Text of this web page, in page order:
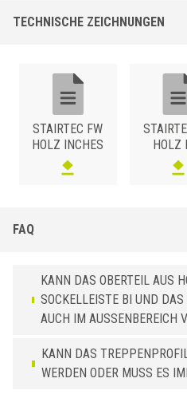
TECHNISCHE ZEICHNUNGEN
STAIRTEC FW
HOLZ INCHES
HOLZ
FAQ
KANN DAS OBERTEIL AUS
SOCKELLEISTE BI UND
AUCH IM AUSSENBEREICH
KANN DAS
WERDEN ODER MUSS ES